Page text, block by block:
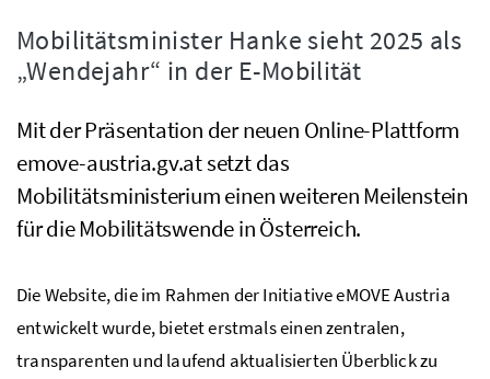
Mobilitätsminister Hanke sieht 2025 als
„Wendejahr“ in der E-Mobilität
Mit der Präsentation der neuen Online-Plattform
emove-austria.gv.at setzt das
Mobilitätsministerium einen weiteren Meilenstein
für die Mobilitätswende in Österreich.
DieWebsite, die im Rahmen der Initiative eMOVE Austria
entwickelt wurde, bietet erstmals einen zentralen,
transparenten und laufend aktualisierten Überblick zu